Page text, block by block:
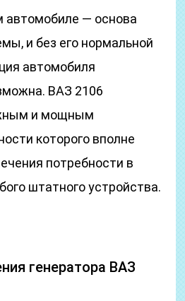
автомобиле — основа
и без его нормальной
автомобиля
ВАЗ 2106
и мощным
которого вполне
потребности в
штатного устройства.
генератора ВАЗ